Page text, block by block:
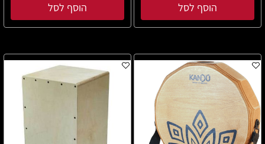
הוסף לסל הוסף לסל